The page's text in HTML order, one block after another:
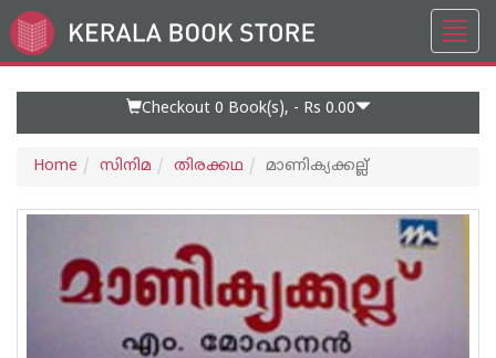
Go
to
Checkout 0 Book(s), - Rs 0.00
Home സിനിമ തിരക്കഥ മാണിക്യക്കല്ല്‌